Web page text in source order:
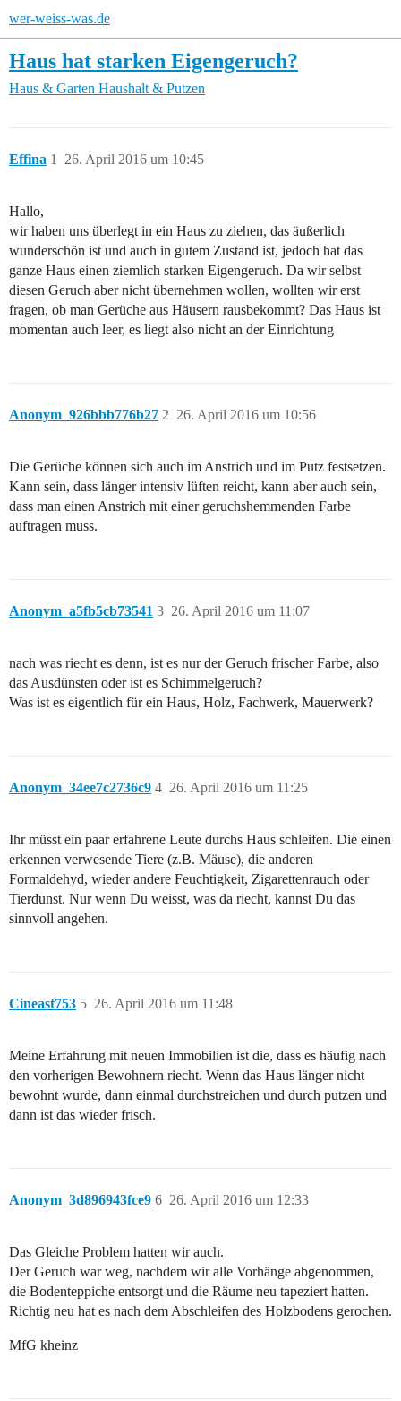
wer-weiss-was.de
Haus hat starken Eigengeruch?
Haus & Garten Haushalt & Putzen
Effina 26. April 2016 um 10:45
1
Hallo,
wir haben uns überlegt in ein Haus zu ziehen, das äußerlich
wunderschön ist und auch in gutem Zustand ist, jedoch hat das
ganze Haus einen ziemlich starken Eigengeruch. Da wir selbst
diesen Geruch aber nicht übernehmen wollen, wollten wir erst
fragen, ob man Gerüche aus Häusern rausbekommt? Das Haus ist
momentan auch leer, es liegt also nicht an der Einrichtung
Anonym_926bbb776b27 26. April 2016 um 10:56
2
Die Gerüche können sich auch im Anstrich und im Putz festsetzen.
Kann sein, dass länger intensiv lüften reicht, kann aber auch sein,
dass man einen Anstrich mit einer geruchshemmenden Farbe
auftragen muss.
Anonym_a5fb5cb73541 26. April 2016 um 11:07
3
nach was riecht es denn, ist es nur der Geruch frischer Farbe, also
das Ausdünsten oder ist es Schimmelgeruch?
Was ist es eigentlich für ein Haus, Holz, Fachwerk, Mauerwerk?
Anonym_34ee7c2736c9 26. April 2016 um 11:25
4
Ihr müsst ein paar erfahrene Leute durchs Haus schleifen. Die einen
erkennen verwesende Tiere (z.B. Mäuse), die anderen
Formaldehyd, wieder andere Feuchtigkeit, Zigarettenrauch oder
Tierdunst. Nur wenn Du weisst, was da riecht, kannst Du das
sinnvoll angehen.
Cineast753 26. April 2016 um 11:48
5
Meine Erfahrung mit neuen Immobilien ist die, dass es häufig nach
den vorherigen Bewohnern riecht. Wenn das Haus länger nicht
bewohnt wurde, dann einmal durchstreichen und durch putzen und
dann ist das wieder frisch.
Anonym_3d896943fce9 26. April 2016 um 12:33
6
Das Gleiche Problem hatten wir auch.
Der Geruch war weg, nachdem wir alle Vorhänge abgenommen,
die Bodenteppiche entsorgt und die Räume neu tapeziert hatten.
Richtig neu hat es nach dem Abschleifen des Holzbodens gerochen.
MfG kheinz